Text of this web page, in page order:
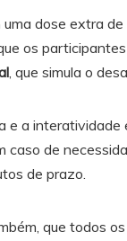
uma dose extra
os
, que simula o
e a
caso de
de prazo.
que todos